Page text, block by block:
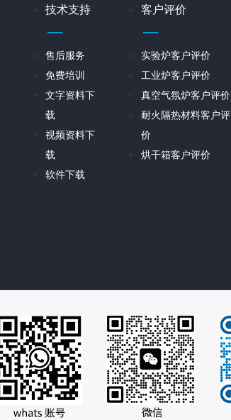
技术支持
售后服务
免费培训
文字资料下
载
视频资料下
载
软件下载
客户评价
实验炉客户评价
工业炉客户评价
真空气氛炉客户评价
耐火隔热材料客户评
价
烘干箱客户评价